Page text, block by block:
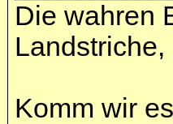
Die wahren
Komm wir